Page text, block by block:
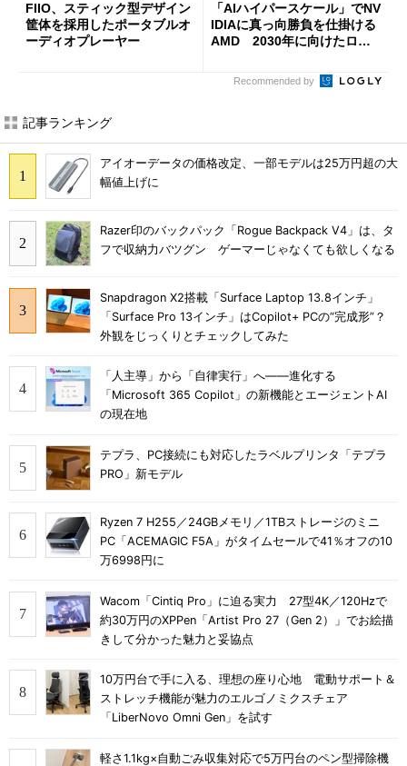
FIIO、スティック型デザイン
筐体を採用したポータブルオ
ーディオプレーヤー
「AIハイパースケール」でNV
IDIAに真っ向勝負を仕掛ける
AMD 2030年に向けたロー
Recommended by
記事ランキング
アイオーデータの価格改定、一部モデルは25万円超の大
幅値上げに
Razer印のバックパック「Rogue Backpack V4」は、タ
フで収納力バツグン ゲーマーじゃなくても欲しくなる
Snapdragon X2搭載「Surface Laptop 13.8インチ」
「Surface Pro 13インチ」はCopilot+ PCの“完成形”？
外観をじっくりとチェックしてみた
「人主導」から「自律実行」へ――進化する
「Microsoft 365 Copilot」の新機能とエージェントAI
の現在地
テプラ、PC接続にも対応したラベルプリンタ「テプラ
PRO」新モデル
Ryzen 7 H255／24GBメモリ／1TBストレージのミニ
PC「ACEMAGIC F5A」がタイムセールで41％オフの10
万6998円に
Wacom「Cintiq Pro」に迫る実力 27型4K／120Hzで
約30万円のXPPen「Artist Pro 27（Gen 2）」でお絵描
きして分かった魅力と妥協点
10万円台で手に入る、理想の座り心地 電動サポート＆
ストレッチ機能が魅力のエルゴノミクスチェア
「LiberNovo Omni Gen」を試す
軽さ1.1kg×自動ごみ収集対応で5万円台のペン型掃除機